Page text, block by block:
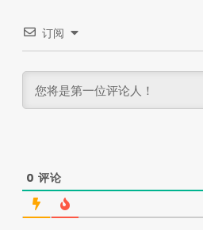
订阅
0 评论